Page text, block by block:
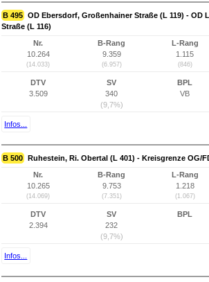
B 495 OD Ebersdorf, Großenhainer Straße (L 119) - OD
Straße (L 116)
Nr.
10.264
(14.033)
B-Rang
9.359
(6.957)
L-Rang
1.115
(846)
DTV
3.509
SV
340
(9,7%)
BPL
VB
Infos...
B 500 Ruhestein, Ri. Obertal (L 401) - Kreisgrenze OG/
Nr.
10.265
(14.069)
B-Rang
9.753
(7.351)
L-Rang
1.218
(1.067)
DTV
2.394
SV
232
(9,7%)
BPL
Infos...